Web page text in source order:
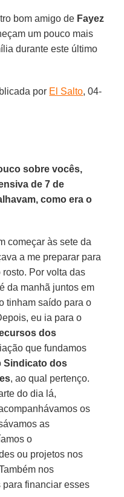
bom amigo de Fayez
um pouco mais
durante este último
por El Salto, 04-
sobre vocês,
de 7 de
como era o
começar às sete da
a me preparar para
Por volta das
da manhã juntos em
tinham saído para o
eu ia para o
dos
que fundamos
Sindicato dos
, ao qual pertenço.
do dia lá,
os
as
o
ou projetos nos
nos
financiar esses